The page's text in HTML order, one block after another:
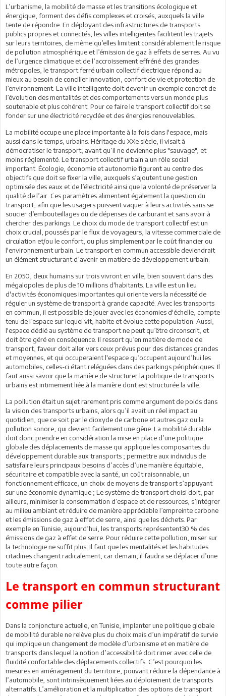
L’urbanisme, la mobilité de masse et les transitions écologique et
énergique, forment des défis complexes et croisés, auxquels la ville
tente de répondre. En déployant des infrastructures de transports
publics propres et connectés, les villes intelligentes facilitent les trajets
sur leurs territoires, de même qu’elles limitent considérablement le risque
de pollution atmosphérique et l’émission de gaz à effets de serres. Au vu
de l’urgence climatique et de l’accroissement effréné des grandes
métropoles, le transport ferré urbain collectif électrique répond au
mieux au besoin de concilier innovation, confort de vie et protection de
l’environnement. La ville intelligente doit devenir un exemple concret de
l’évolution des mentalités et des comportements vers un monde plus
soutenable et plus cohérent. Pour ce faire le transport collectif doit se
fonder sur une électricité recyclée et des énergies renouvelables.
La mobilité occupe une place importante à la fois dans l'espace, mais
aussi dans le temps, urbains. Héritage du XXe siècle, il visait à
démocratiser le transport, avant qu’il ne devienne plus "sauvage", et
moins réglementé. Le transport collectif urbain a un rôle social
important. Écologie, économie et autonomie figurent au centre des
objectifs que doit se fixer la ville, auxquels s’ajoutent une gestion
optimisée des eaux et de l’électricité ainsi que la volonté de préserver la
qualité de l’air. Ces paramètres alimentent également la question du
transport, afin que les usagers puissent vaquer à leurs activités sans se
soucier d’embouteillages ou de dépenses de carburant et sans avoir à
chercher des parkings. Le choix du mode de transport collectif est un
choix crucial, poussés par le flux de voyageurs, la vitesse commerciale de
circulation et/ou le confort, ou plus simplement par le coût financier ou
l'environnement urbain. Le transport en commun accessible deviendrait
un élément structurant d’avenir en matière de développement urbain.
En 2050, deux humains sur trois vivront en ville, bien souvent dans des
mégalopoles de plus de 10 millions d'habitants. La ville est un lieu
d'activités économiques importantes qui oriente vers la nécessité de
réguler un système de transport à grande capacité. Avec les transports
en commun, il est possible de jouer avec les économies d'échelle, compte
tenu de l’espace sur lequel vit, habite et évolue cette population. Aussi,
l'espace dédié au système de transport ne peut qu’être circonscrit, et
doit être géré en conséquence. Il ressort qu’en matière de mode de
transport, faveur doit aller vers ceux prévus pour des distances grandes
et moyennes, et qui occuperaient l'espace qu’occupent aujourd’hui les
automobiles, celles-ci étant reléguées dans des parkings périphériques. Il
faut aussi savoir que la manière de structurer la politique de transports
urbains est intimement liée à la manière dont est structurée la ville.
La pollution était un sujet rarement pris comme argument de poids dans
la vision des transports urbains, alors qu’il avait un réel impact au
quotidien, que ce soit par le dioxyde de carbone et autres gaz ou la
pollution sonore, qui devient facilement une gêne. La mobilité durable
doit donc prendre en considération la mise en place d’une politique
globale des déplacements de masse qui applique les composantes du
développement durable aux transports ; permettre aux individus de
satisfaire leurs principaux besoins d’accès d’une manière équitable,
sécuritaire et compatible avec la santé, un coût raisonnable, un
fonctionnement efficace, un choix de moyens de transport s’appuyant
sur une économie dynamique ; Le système de transport choisi doit, par
ailleurs, minimiser la consommation d’espace et de ressources, s’intégrer
au milieu ambiant et réduire de manière appréciable l’empreinte carbone
et les émissions de gaz à effet de serre, ainsi que les déchets. Par
exemple en Tunisie, aujourd’hui, les transports représentent30 % des
émissions de gaz à effet de serre. Pour réduire cette pollution, miser sur
la technologie ne suffit plus. Il faut que les mentalités et les habitudes
citadines changent radicalement, car demain, il faudra se déplacer d’une
toute autre façon.
Le transport en commun structurant
comme pilier
Dans la conjoncture actuelle, en Tunisie, implanter une politique globale
de mobilité durable ne relève plus du choix mais d’un impératif de survie
qui implique un changement de modèle d’urbanisme et en matière de
transports dans lequel la notion d’accessibilité doit rimer avec celle de
fluidité confortable des déplacements collectifs. C’est pourquoi les
mesures en aménagement du territoire, pouvant réduire la dépendance à
l’automobile, sont intrinsèquement liées au déploiement de transports
alternatifs. L’amélioration et la multiplication des options de transport